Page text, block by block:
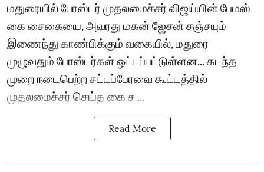
மதுரையில் போஸ்டர் முதலமைச்சர் விஜய்யின் பேமஸ்
கை சைகையை, அவரது மகன் ஜேசன் சஞ்சயும்
இணைந்து காண்பிக்கும் வகையில், மதுரை
முழுவதும் போஸ்டர்கள் ஒட்டப்பட்டுள்ளன... கடந்த
முறை நடைபெற்ற சட்டப்பேரவை கூட்டத்தில்
முதலமைச்சர் செய்த கை ச ...
Read More